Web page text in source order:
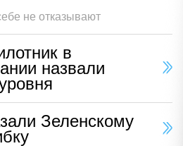
не отказывают
в
назвали
Зеленскому